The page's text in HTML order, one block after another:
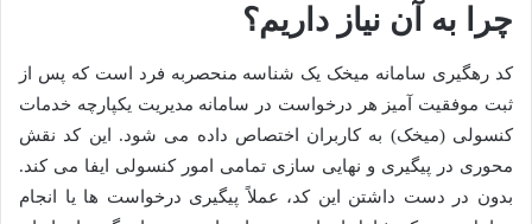
چرا به آن نیاز داریم؟
کد رهگیری سامانه میخک یک شناسه منحصربه فرد است که پس از
ثبت موفقیت آمیز هر درخواست در سامانه مدیریت یکپارچه خدمات
کنسولی (میخک) به کاربران اختصاص داده می شود. این کد نقش
محوری در پیگیری و نهایی سازی تمامی امور کنسولی ایفا می کند.
بدون در دست داشتن این کد، عملاً پیگیری درخواست ها یا انجام